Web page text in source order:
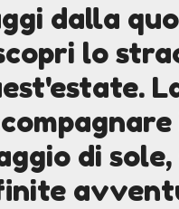
dalla
lo
di sole,